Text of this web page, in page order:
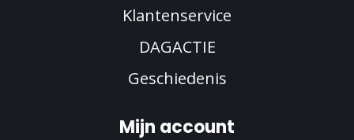
Klantenservice
DAGACTIE
Geschiedenis
Mijn account